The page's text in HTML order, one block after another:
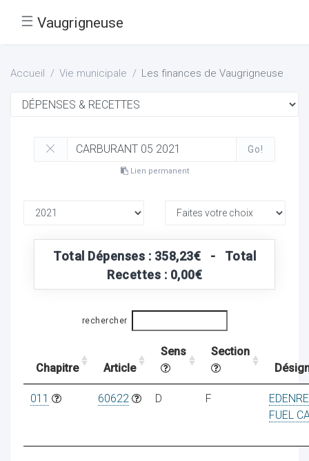
☰ Vaugrigneuse
Accueil Vie municipale Les finances de Vaugrigneuse
Go!
Lien permanent
Total Dépenses : 358,23€ - Total
Recettes : 0,00€
rechercher
Chapitre Article
Sens
Section
011 60622 D F
FUEL